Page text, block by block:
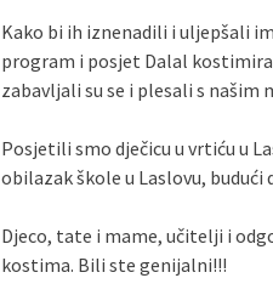
Kako bi ih iznenadili i uljepšali
program i posjet Dalal
zabavljali su se i plesali s našim
Posjetili smo dječicu u vrtiću u
obilazak škole u Laslovu,
Djeco, tate i mame, učitelji i
kostima. Bili ste genijalni!!!